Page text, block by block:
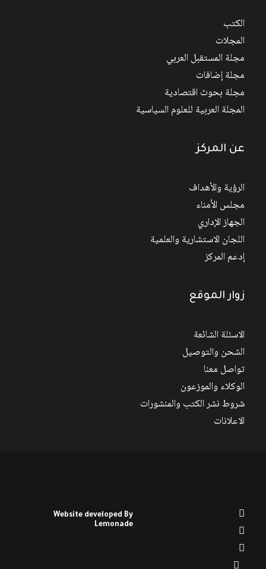
الكتب
المجلات
مجلة المستقبل العربي
مجلة إضافات
مجلة بحوث اقتصادية
المجلة العربية للعلوم السياسية
عن المركز
الرؤية والأهداف
مجلس الأمناء
الجهاز الإداري
اللجان الاستشارية والعلمية
إدعم المركز
زوار الموقع
الاسئلة الشائعة
الشحن والتوصيل
تواصل معنا
الوكلاء والموزعون
شروط نشر الكتب والمنشورات
الاعلانات
Website developed By
Lemonade